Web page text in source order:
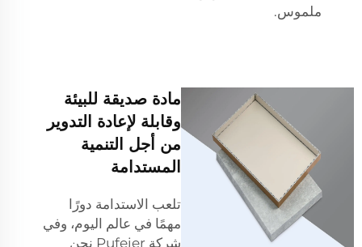
ملموس.
مادة صديقة للبيئة
وقابلة لإعادة التدوير
من أجل التنمية
المستدامة
تلعب الاستدامة دورًا
مهمًا في عالم اليوم، وفي
شركة Pufeier نحن